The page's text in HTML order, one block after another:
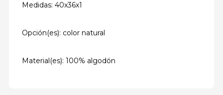
Medidas: 40x36x1
Opción(es): color natural
Material(es): 100% algodón